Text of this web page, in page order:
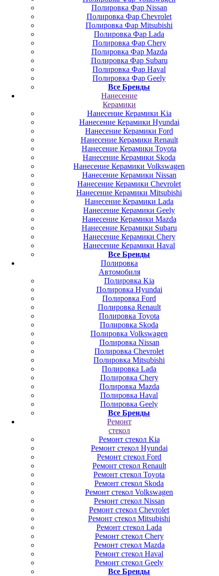
Полировка Фар Nissan
Полировка Фар Chevrolet
Полировка Фар Mitsubishi
Полировка Фар Lada
Полировка Фар Chery
Полировка Фар Mazda
Полировка Фар Subaru
Полировка Фар Haval
Полировка Фар Geely
Все Бренды
Нанесение
Керамики
Нанесение Керамики Kia
Нанесение Керамики Hyundai
Нанесение Керамики Ford
Нанесение Керамики Renault
Нанесение Керамики Toyota
Нанесение Керамики Skoda
Нанесение Керамики Volkswagen
Нанесение Керамики Nissan
Нанесение Керамики Chevrolet
Нанесение Керамики Mitsubishi
Нанесение Керамики Lada
Нанесение Керамики Geely
Нанесение Керамики Mazda
Нанесение Керамики Subaru
Нанесение Керамики Chery
Нанесение Керамики Haval
Все Бренды
Полировка
Автомобиля
Полировка Kia
Полировка Hyundai
Полировка Ford
Полировка Renault
Полировка Toyota
Полировка Skoda
Полировка Volkswagen
Полировка Nissan
Полировка Chevrolet
Полировка Mitsubishi
Полировка Lada
Полировка Chery
Полировка Mazda
Полировка Haval
Полировка Geely
Все Бренды
Ремонт
стекол
Ремонт стекол Kia
Ремонт стекол Hyundai
Ремонт стекол Ford
Ремонт стекол Renault
Ремонт стекол Toyota
Ремонт стекол Skoda
Ремонт стекол Volkswagen
Ремонт стекол Nissan
Ремонт стекол Chevrolet
Ремонт стекол Mitsubishi
Ремонт стекол Lada
Ремонт стекол Chery
Ремонт стекол Mazda
Ремонт стекол Haval
Ремонт стекол Geely
Все Бренды